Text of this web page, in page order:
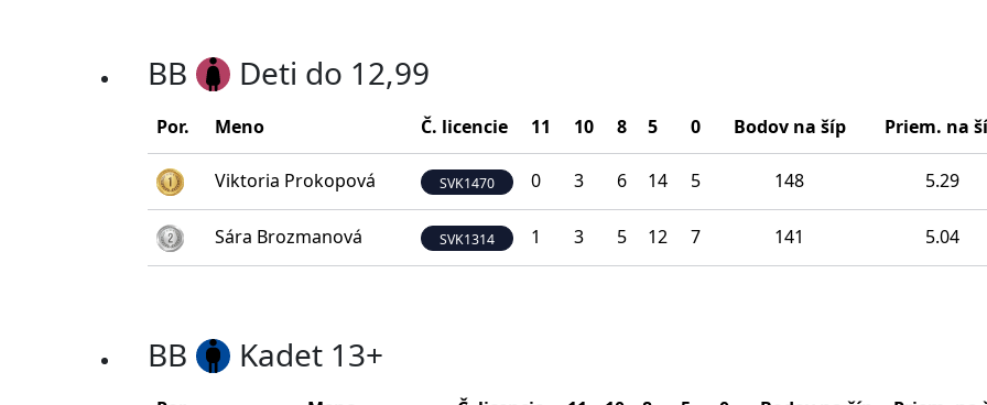
BB Deti do 12,99
Por. Meno Č. licencie 11 10 8 5 0 Bodov na šíp Priem. na
Viktoria Prokopová SVK1470 0 3 6 14 5 148 5.29
Sára Brozmanová SVK1314 1 3 5 12 7 141 5.04
BB Kadet 13+